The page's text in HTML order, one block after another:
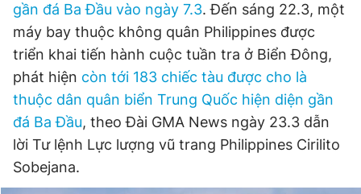
Tổng biên tập: Nguyễn Ngọc Toàn
Phó tổng biên tập thường trực: Hải Thành
Phó tổng biên tập: Lâm Hiếu Dũng
Phó tổng biên tập: Trần Việt Hưng
Tổng thư ký tòa soạn: Đức Trung
Giấy phép xuất bản số 110/GP - BTTTT cấp ngày 24.3.2020
© 2003-2026 Bản quyền thuộc về Báo Thanh Niên. Cấm sao
chép dưới mọi hình thức nếu không có sự chấp thuận bằng văn
bản. Phát triển bởi ePi Technologies, JSC.
gần đá Ba Đầu vào ngày 7.3. Đến sáng 22.3, một
máy bay thuộc không quân Philippines được
triển khai tiến hành cuộc tuần tra ở Biển Đông,
phát hiện còn tới 183 chiếc tàu được cho là
thuộc dân quân biển Trung Quốc hiện diện gần
đá Ba Đầu, theo Đài GMA News ngày 23.3 dẫn
lời Tư lệnh Lực lượng vũ trang Philippines Cirilito
Sobejana.